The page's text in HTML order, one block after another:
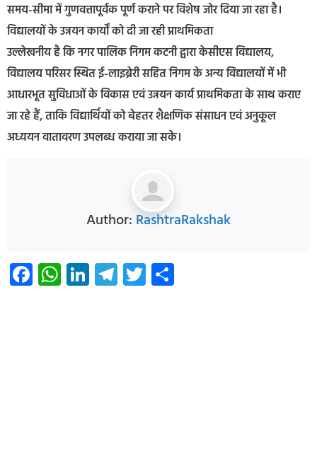
समय-सीमा में गुणवत्तापूर्वक पूर्ण कराने पर विशेष जोर दिया जा रहा है।
विद्यालयों के उन्नयन कार्यों को दी जा रही प्राथमिकता
उल्लेखनीय है कि नगर पालिक निगम कटनी द्वारा केसीएस विद्यालय,
विद्यालय परिसर स्थित ई-लाइब्रेरी सहित निगम के अन्य विद्यालयों में भी
आधारभूत सुविधाओं के विकास एवं उन्नयन कार्य प्राथमिकता के साथ कराए
जा रहे हैं, ताकि विद्यार्थियों को बेहतर शैक्षणिक संसाधन एवं अनुकूल
अध्ययन वातावरण उपलब्ध कराया जा सके।
Author: RashtraRakshak
Facebook
WhatsApp
LinkedIn
Telegram
Twitter